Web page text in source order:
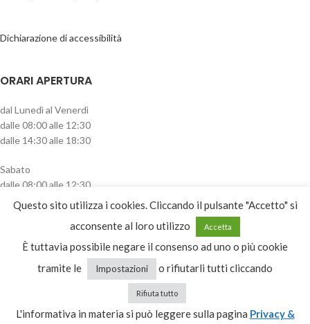
Dichiarazione di accessibilità
ORARI APERTURA
dal Lunedì al Venerdì
dalle 08:00 alle 12:30
dalle 14:30 alle 18:30
Sabato
dalle 08:00 alle 12:30
pomeriggio chiuso
CATEGORIE PRODOTTO
Seleziona una categoria
Questo sito utilizza i cookies. Cliccando il pulsante "Accetto" si
acconsente al loro utilizzo
Accetta
È tuttavia possibile negare il consenso ad uno o più cookie
tramite le
Impostazioni o rifiutarli tutti cliccando
Rifiuta tutto
L'informativa in materia si può leggere sulla pagina Privacy &